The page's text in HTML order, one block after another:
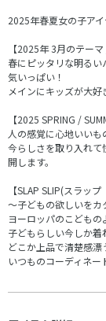
2025年春夏女の子アイ
【2025年 3月のテーマ
春にピッタリな明る
気いっぱい！
メインにキッズが大
【2025 SPRING /
人の感覚に心地いいも
今らしさを取り入れ
開します。
【SLAP SLIP(スラッ
～子どもの欲しいをカ
ヨーロッパのこどもの
子どもらしい今しか
どこか上品で清楚感
いつものコーディネ